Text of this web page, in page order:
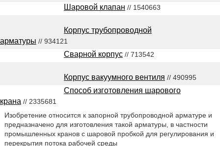
Шаровой клапан // 1540663
Корпус трубопроводной
арматуры // 934121
Сварной корпус // 713542
Корпус вакуумного вентиля // 490995
Способ изготовления шарового
крана // 2335681
Изобретение относится к запорной трубопроводной арматуре и
предназначено для изготовления такой арматуры, в частности
промышленных кранов с шаровой пробкой для регулирования и
перекрытия потока рабочей среды